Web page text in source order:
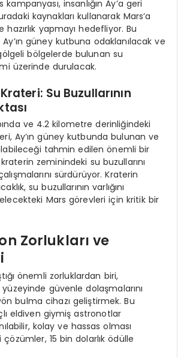
kampanyası, insanlığın Ay’a geri
kaynakları kullanarak Mars’a
yapmayı hedefliyor. Bu
güney kutbuna odaklanılacak ve
bölgelerde bulunan su
üzerinde durulacak.
Su Buzullarının
ve 4.2 kilometre derinliğindeki
Ay’ın güney kutbunda bulunan ve
tahmin edilen önemli bir
zeminindeki su buzullarını
sürdürüyor. Kraterin
su buzullarının varlığını
Mars görevleri için kritik bir
Zorlukları ve
önemli zorluklardan biri,
güvenle dolaşmalarını
bulma cihazı geliştirmek. Bu
eldiven giymiş astronotlar
kolay ve hassas olması
çözümler, 15 bin dolarlık ödülle